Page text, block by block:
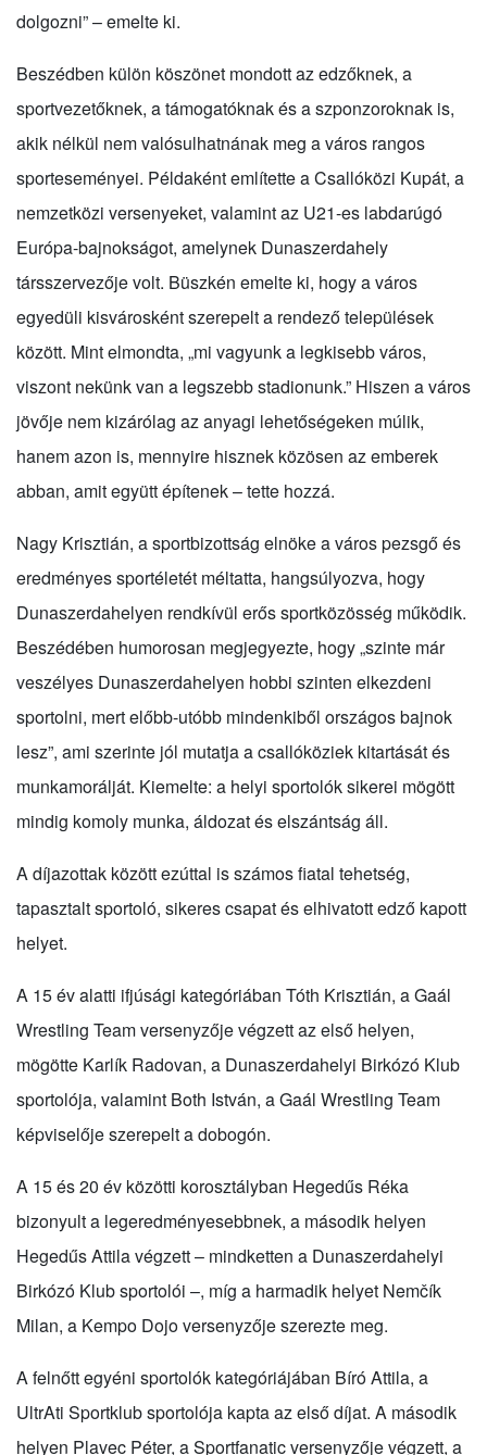
dolgozni” – emelte ki.
Beszédben külön köszönet mondott az edzőknek, a
sportvezetőknek, a támogatóknak és a szponzoroknak is,
akik nélkül nem valósulhatnának meg a város rangos
sporteseményei. Példaként említette a Csallóközi Kupát, a
nemzetközi versenyeket, valamint az U21-es labdarúgó
Európa-bajnokságot, amelynek Dunaszerdahely
társszervezője volt. Büszkén emelte ki, hogy a város
egyedüli kisvárosként szerepelt a rendező települések
között. Mint elmondta, „mi vagyunk a legkisebb város,
viszont nekünk van a legszebb stadionunk.” Hiszen a város
jövője nem kizárólag az anyagi lehetőségeken múlik,
hanem azon is, mennyire hisznek közösen az emberek
abban, amit együtt építenek – tette hozzá.
Nagy Krisztián, a sportbizottság elnöke a város pezsgő és
eredményes sportéletét méltatta, hangsúlyozva, hogy
Dunaszerdahelyen rendkívül erős sportközösség működik.
Beszédében humorosan megjegyezte, hogy „szinte már
veszélyes Dunaszerdahelyen hobbi szinten elkezdeni
sportolni, mert előbb-utóbb mindenkiből országos bajnok
lesz”, ami szerinte jól mutatja a csallóköziek kitartását és
munkamorálját. Kiemelte: a helyi sportolók sikerei mögött
mindig komoly munka, áldozat és elszántság áll.
A díjazottak között ezúttal is számos fiatal tehetség,
tapasztalt sportoló, sikeres csapat és elhivatott edző kapott
helyet.
A 15 év alatti ifjúsági kategóriában Tóth Krisztián, a Gaál
Wrestling Team versenyzője végzett az első helyen,
mögötte Karlík Radovan, a Dunaszerdahelyi Birkózó Klub
sportolója, valamint Both István, a Gaál Wrestling Team
képviselője szerepelt a dobogón.
A 15 és 20 év közötti korosztályban Hegedűs Réka
bizonyult a legeredményesebbnek, a második helyen
Hegedűs Attila végzett – mindketten a Dunaszerdahelyi
Birkózó Klub sportolói –, míg a harmadik helyet Nemčík
Milan, a Kempo Dojo versenyzője szerezte meg.
A felnőtt egyéni sportolók kategóriájában Bíró Attila, a
UltrAti Sportklub sportolója kapta az első díjat. A második
helyen Plavec Péter, a Sportfanatic versenyzője végzett, a